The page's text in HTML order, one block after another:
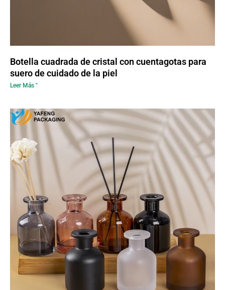
Botella cuadrada de cristal con cuentagotas para
suero de cuidado de la piel
Leer Más "